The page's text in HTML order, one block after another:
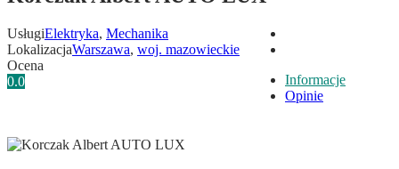
UsługiElektryka, Mechanika
LokalizacjaWarszawa, woj. mazowieckie
Ocena
0.0
Informacje
Opinie